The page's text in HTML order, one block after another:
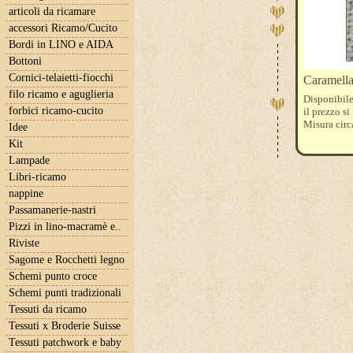
articoli da ricamare
accessori Ricamo/Cucito
Bordi in LINO e AIDA
Bottoni
Cornici-telaietti-fiocchi
filo ricamo e aguglieria
forbici ricamo-cucito
Idee
Kit
Lampade
Libri-ricamo
nappine
Passamanerie-nastri
Pizzi in lino-macramè e..
Riviste
Sagome e Rocchetti legno
Schemi punto croce
Schemi punti tradizionali
Tessuti da ricamo
Tessuti x Broderie Suisse
Tessuti patchwork e baby
il prezzo si
Misura